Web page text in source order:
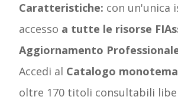
Caratteristiche: con un'unica
accesso a tutte le risorse
Aggiornamento Professionale
Accedi al Catalogo
oltre 170 titoli consultabili